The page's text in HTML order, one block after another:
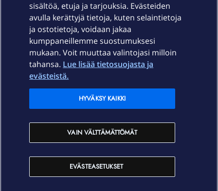
Palvelut
Ajankohtaista
Elisa Oyj
In English
sisältöä, etuja ja tarjouksia. Evästeiden
avulla kerättyjä tietoja, kuten selaintietoja
ja ostotietoja, voidaan jakaa
kumppaneillemme suostumuksesi
mukaan. Voit muuttaa valintojasi milloin
tahansa. Lue lisää tietosuojasta ja
evästeistä.
EVÄSTEASETUKSET
VAIN VÄLTTÄMÄTTÖMÄT
HYVÄKSY KAIKKI